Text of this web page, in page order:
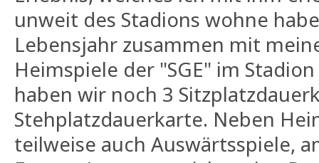
unweit des Stadions wohne
Lebensjahr zusammen mit
Heimspiele der "SGE" im
haben wir noch 3
Stehplatzdauerkarte. Neben
teilweise auch Auswärtsspiele,